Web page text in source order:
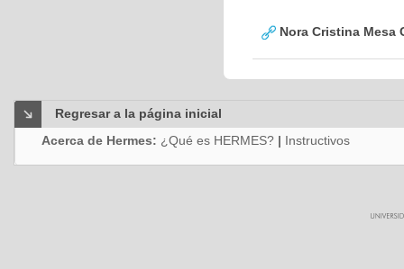
Nora Cristina Mesa
Regresar a la página inicial
Acerca de Hermes: ¿Qué es HERMES? | Instructivos